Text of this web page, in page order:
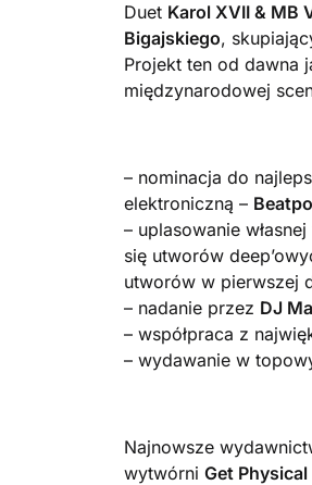
Duet Karol XVII & MB
Bigajskiego,
Projekt ten od dawna
międzynarodowej
– nominacja do
elektroniczną –
– uplasowanie
się utworów
utworów w pierwszej
– nadanie przez DJ
– współpraca z
– wydawanie w
Najnowsze
wytwórni Get